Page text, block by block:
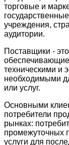
торговые и
учреждения,
аудитории.
Поставщики -
техническими и
необходимыми
или услуг.
Основными
потребители
рынках:
промежуточных
услуги для